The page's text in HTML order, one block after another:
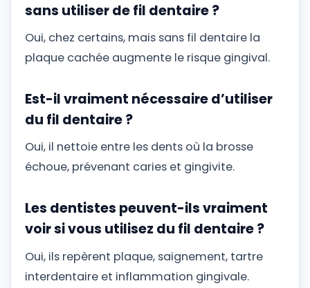
sans utiliser de fil dentaire ?
Oui, chez certains, mais sans fil dentaire la
plaque cachée augmente le risque gingival.
Est-il vraiment nécessaire d’utiliser
du fil dentaire ?
Oui, il nettoie entre les dents où la brosse
échoue, prévenant caries et gingivite.
Les dentistes peuvent-ils vraiment
voir si vous utilisez du fil dentaire ?
Oui, ils repèrent plaque, saignement, tartre
interdentaire et inflammation gingivale.